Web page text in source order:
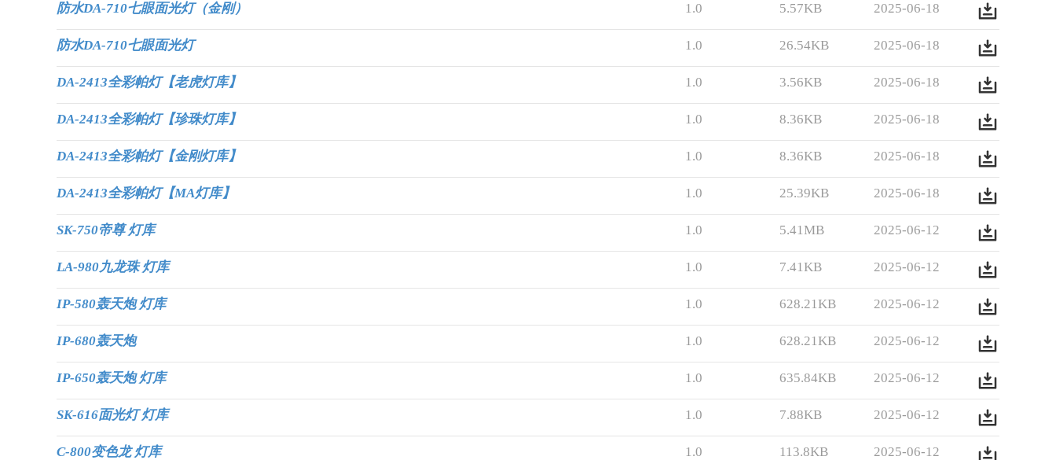
防水DA-710七眼面光灯（金刚） 1.0 5.57KB 2025-06-18
防水DA-710七眼面光灯 1.0 26.54KB 2025-06-18
DA-2413全彩帕灯【老虎灯库】 1.0 3.56KB 2025-06-18
DA-2413全彩帕灯【珍珠灯库】 1.0 8.36KB 2025-06-18
DA-2413全彩帕灯【金刚灯库】 1.0 8.36KB 2025-06-18
DA-2413全彩帕灯【MA灯库】 1.0 25.39KB 2025-06-18
SK-750帝尊 灯库 1.0 5.41MB 2025-06-12
LA-980九龙珠 灯库 1.0 7.41KB 2025-06-12
IP-580轰天炮 灯库 1.0 628.21KB 2025-06-12
IP-680轰天炮 1.0 628.21KB 2025-06-12
IP-650轰天炮 灯库 1.0 635.84KB 2025-06-12
SK-616面光灯 灯库 1.0 7.88KB 2025-06-12
C-800变色龙 灯库 1.0 113.8KB 2025-06-12